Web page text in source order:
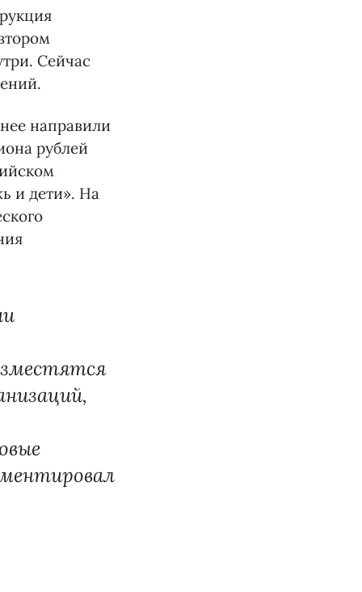
Сейчас
направили
рублей
и дети». На